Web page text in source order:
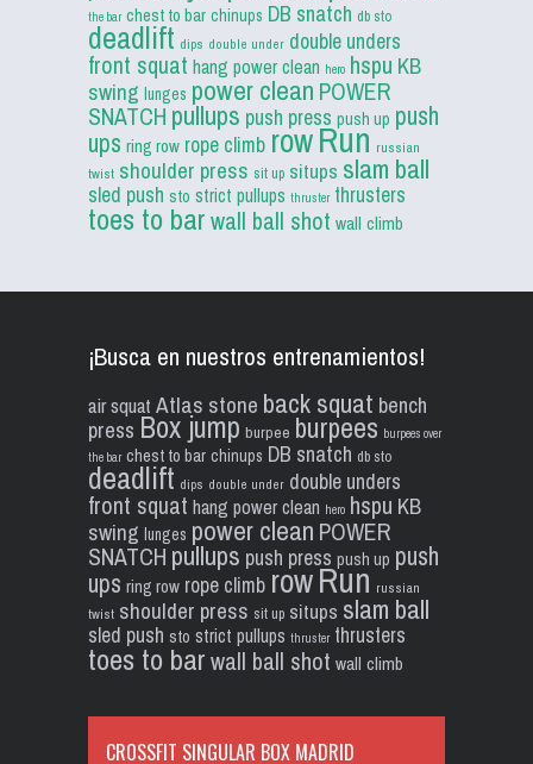
the bar chest to bar chinups DB snatch db sto
deadlift dips double under double unders
front squat hang power clean hero hspu KB
swing lunges power clean POWER
SNATCH pullups push press push up push
ups ring row rope climb rowRun russian
twist shoulder press sit up situps slam ball
sled push sto strict pullups thruster thrusters
toes to barwall ball shot wall climb
¡Busca en nuestros entrenamientos!
air squat Atlas stone back squat bench
press Box jump burpee burpees burpees over
the bar chest to bar chinups DB snatch db sto
deadlift dips double under double unders
front squat hang power clean hero hspu KB
swing lunges power clean POWER
SNATCH pullups push press push up push
ups ring row rope climb rowRun russian
twist shoulder press sit up situps slam ball
sled push sto strict pullups thruster thrusters
toes to barwall ball shot wall climb
CROSSFIT SINGULAR BOX MADRID